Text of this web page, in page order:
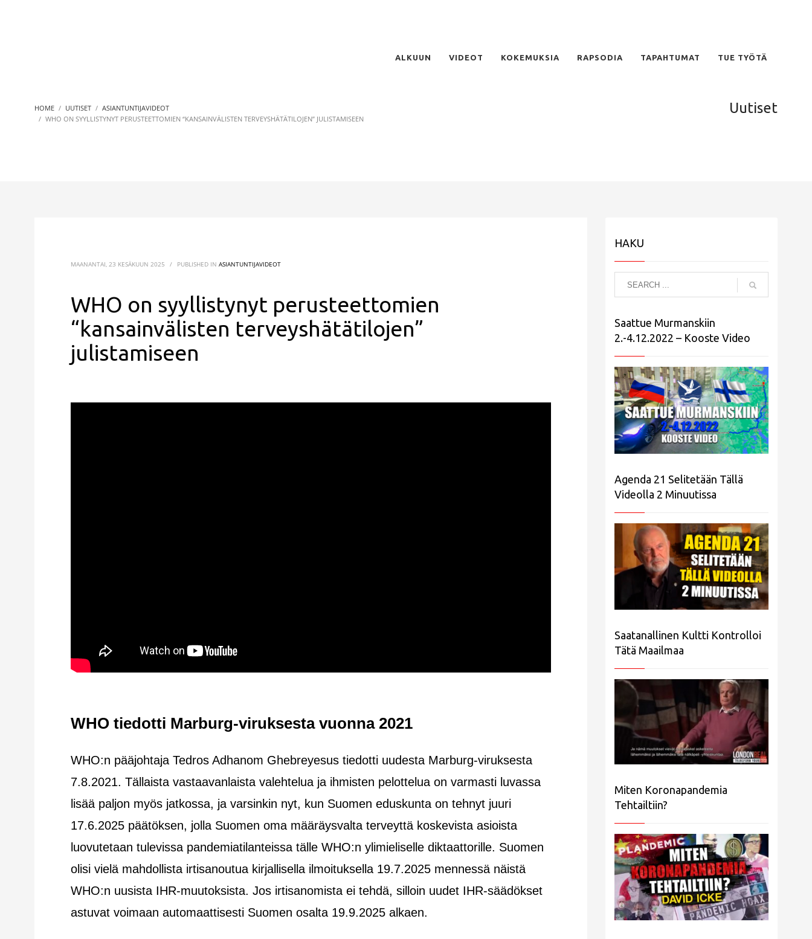
ALKUUN VIDEOT KOKEMUKSIA RAPSODIA TAPAHTUMAT TUE TYÖTÄ
HOME UUTISET
ASIANTUNTIJAVIDEOT
WHO ON SYYLLISTYNYT PERUSTEETTOMIEN “KANSAINVÄLISTEN TERVEYSHÄTÄTILOJEN” JULISTAMISEEN
Uutiset
MAANANTAI, 23 KESÄKUUN 2025 / PUBLISHED IN ASIANTUNTIJAVIDEOT
WHO on syyllistynyt perusteettomien
“kansainvälisten terveyshätätilojen”
julistamiseen
WHO tiedotti Marburg-viruksesta vuonna 2021
WHO:n pääjohtaja Tedros Adhanom Ghebreyesus tiedotti uudesta Marburg-viruksesta
7.8.2021. Tällaista vastaavanlaista valehtelua ja ihmisten pelottelua on varmasti luvassa
lisää paljon myös jatkossa, ja varsinkin nyt, kun Suomen eduskunta on tehnyt juuri
17.6.2025 päätöksen, jolla Suomen oma määräysvalta terveyttä koskevista asioista
luovutetaan tulevissa pandemiatilanteissa tälle WHO:n ylimieliselle diktaattorille. Suomen
olisi vielä mahdollista irtisanoutua kirjallisella ilmoituksella 19.7.2025 mennessä näistä
WHO:n uusista IHR-muutoksista. Jos irtisanomista ei tehdä, silloin uudet IHR-säädökset
astuvat voimaan automaattisesti Suomen osalta 19.9.2025 alkaen.
HAKU
Saattue Murmanskiin
2.-4.12.2022 – Kooste Video
Agenda 21 Selitetään Tällä
Videolla 2 Minuutissa
Saatanallinen Kultti Kontrolloi
Tätä Maailmaa
Miten Koronapandemia
Tehtailtiin?